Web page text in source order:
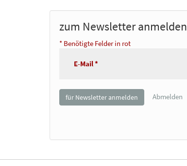
zum Newsletter anmelden
* Benötigte Felder in rot
E-Mail *
Abmelden